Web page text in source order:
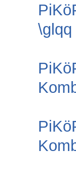
\glqq